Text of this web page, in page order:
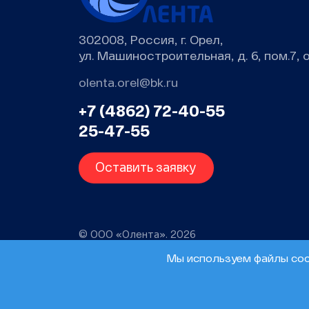
Мы используем файлы
302008, Россия, г. Орел,
ул. Машиностроительная, д. 6, пом.7,
olenta.orel@bk.ru
+7 (4862) 72-40-55
25-47-55
Оставить заявку
© ООО «Олента». 2026